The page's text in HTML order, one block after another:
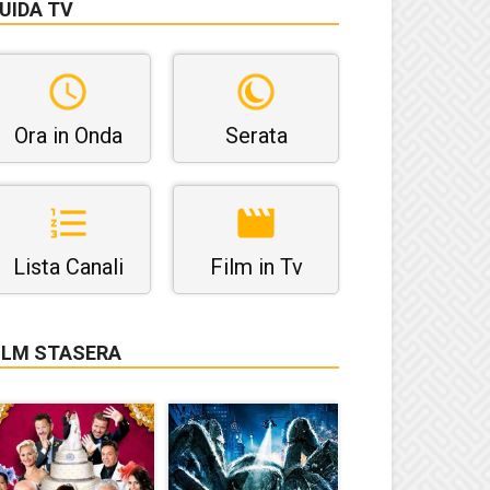
TV
Ora in Onda Serata
Lista Canali Film in Tv
STASERA